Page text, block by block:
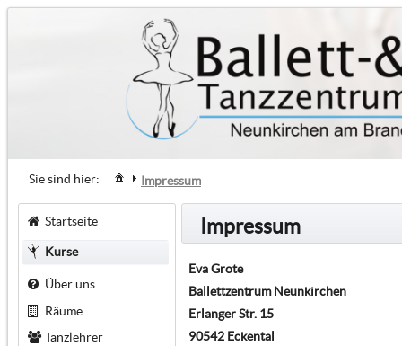
Sie sind hier: Impressum
Startseite
Kurse
Über uns
Räume
Tanzlehrer
Impressum
Eva Grote
Ballettzentrum Neunkirchen
Erlanger Str. 15
90542 Eckental